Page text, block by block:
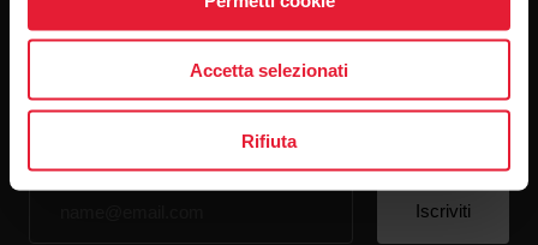
Accetta selezionati
Rifiuta
i nostri aggiornamenti direttamente via email.